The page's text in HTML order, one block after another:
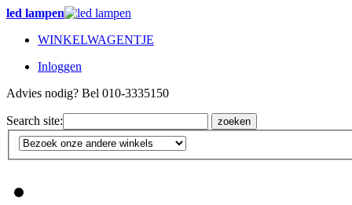
led lampen
WINKELWAGENTJE
Inloggen
Advies nodig? Bel 010-3335150
Search site: zoeken